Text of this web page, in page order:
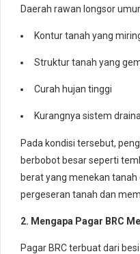
Daerah rawan longsor
Kontur tanah yang
Struktur tanah yang
Curah hujan tinggi
Kurangnya sistem
Pada kondisi tersebut,
berbobot besar seperti
berat yang menekan
pergeseran tanah dan
2. Mengapa Pagar BRC
Pagar BRC terbuat dari